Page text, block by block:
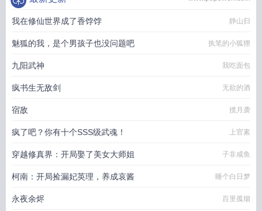
我在修仙世界成了香饽饽 静山归
魅狐的我，是个男孩子也没问题吧 执笔的小狐狸
九阳武神 我吃面包
疯书生无敌剑 无欲的酒
宿敌 揽月袭
疯了吧？你有十个SSS级武魂！ 上官素
穿越修真界：开局娶了美女大师姐 子非咸鱼
柯南：开局捡漏妃英理，养成哀酱 睡个白日梦
永夜余烬 百里孤烟